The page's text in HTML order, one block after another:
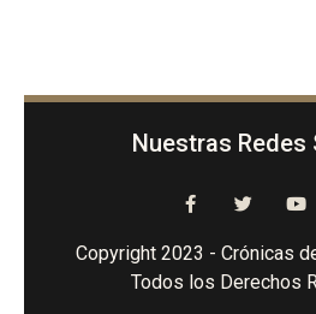
Nuestras Redes
Copyright 2023 - Crónicas
Todos los Derechos